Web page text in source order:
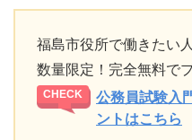
福島市役所で働きたい
数量限定！完全無料で
公務員試験入
ントはこちら